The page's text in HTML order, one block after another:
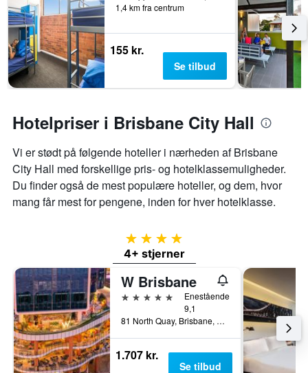
1,4 km fra centrum
155 kr.
Se tilbud
Hotelpriser i Brisbane City Hall
Vi er stødt på følgende hoteller i nærheden af ​​Brisbane
City Hall med forskellige pris- og hotelklassemuligheder.
Du finder også de mest populære hoteller, og dem, hvor
mang får mest for pengene, inden for hver hotelklasse.
4 stjerner
4+ stjerner
W Brisbane
5 stjerner
Enestående
9,1
81 North Quay, Brisbane, QLD, Australien
1.707 kr.
Se tilbud